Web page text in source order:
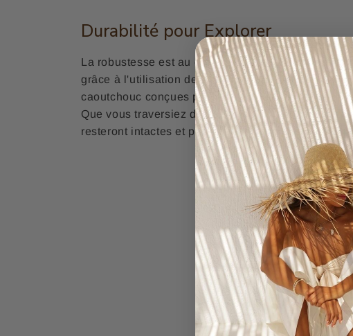
Durabilité pour Explorer
La robustesse est au cœur de cessandales de
grâce à l'utilisation de simili cuir de haute qualité
caoutchouc conçues pour résister aux terrains les
Que vous traversiez des ruisseaux ou escaladiez
resteront intactes et prêtes pour de nouvelles